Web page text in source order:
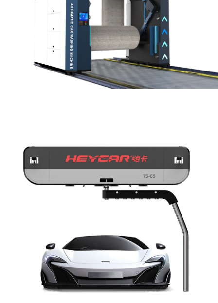
无接触洗车机
无接触洗车机 – 高配版